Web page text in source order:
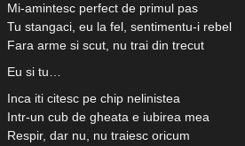
Mi-amintesc perfect de primul pas
Tu stangaci, eu la fel, sentimentu-i rebel
Fara arme si scut, nu trai din trecut
Eu si tu…
Inca iti citesc pe chip nelinistea
Intr-un cub de gheata e iubirea mea
Respir, dar nu, nu traiesc oricum